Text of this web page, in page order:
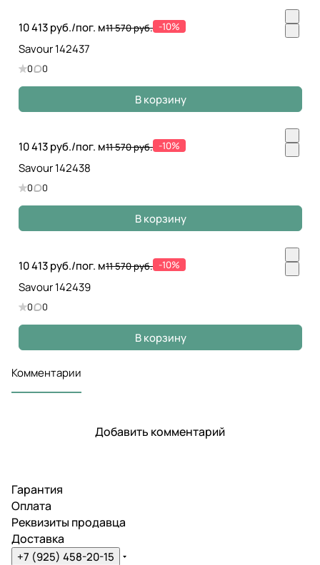
10 413 руб./пог. м11 570 руб. -10%
Savour 142437
0 0
В корзину
10 413 руб./пог. м11 570 руб. -10%
Savour 142438
0 0
В корзину
10 413 руб./пог. м11 570 руб. -10%
Savour 142439
0 0
В корзину
Комментарии
Добавить комментарий
Гарантия
Оплата
Реквизиты продавца
Доставка
+7 (925) 458-20-15